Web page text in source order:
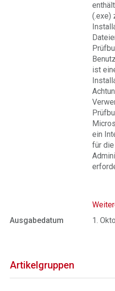
(.exe)
ist
ein
für
Ausgabedatum
1.
Artikelgruppen